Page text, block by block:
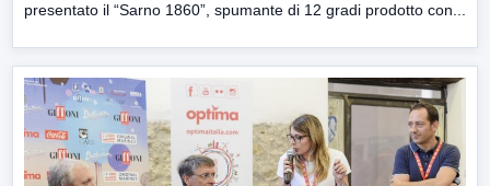
presentato il “Sarno 1860”, spumante di 12 gradi prodotto con...